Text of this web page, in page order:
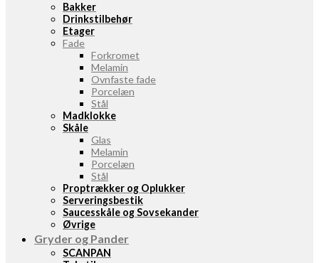
Bakker
Drinkstilbehør
Etager
Fade
Forkromet
Melamin
Ovnfaste fade
Porcelæn
Stål
Madklokke
Skåle
Glas
Melamin
Porcelæn
Stål
Proptrækker og Oplukker
Serveringsbestik
Saucesskåle og Sovsekander
Øvrige
Gryder og Pander
SCANPAN